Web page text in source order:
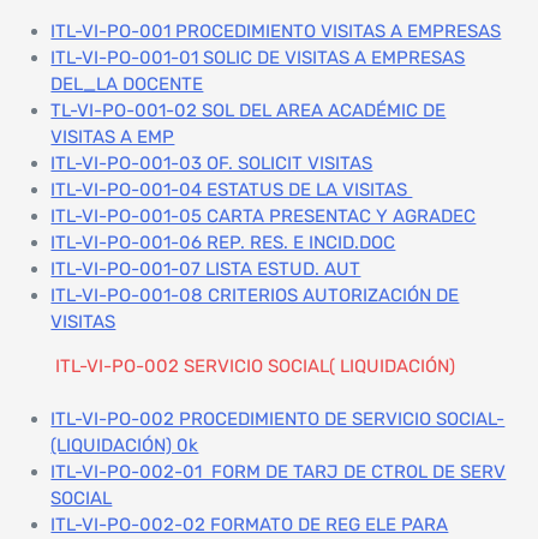
ITL-VI-PO-001 PROCEDIMIENTO VISITAS A EMPRESAS
ITL-VI-PO-001-01 SOLIC DE VISITAS A EMPRESAS
DEL_LA DOCENTE
TL-VI-PO-001-02 SOL DEL AREA ACADÉMIC DE
VISITAS A EMP
ITL-VI-PO-001-03 OF. SOLICIT VISITAS
ITL-VI-PO-001-04 ESTATUS DE LA VISITAS
ITL-VI-PO-001-05 CARTA PRESENTAC Y AGRADEC
ITL-VI-PO-001-06 REP. RES. E INCID.DOC
ITL-VI-PO-001-07 LISTA ESTUD. AUT
ITL-VI-PO-001-08 CRITERIOS AUTORIZACIÓN DE
VISITAS
ITL-VI-PO-002 SERVICIO SOCIAL( LIQUIDACIÓN)
ITL-VI-PO-002 PROCEDIMIENTO DE SERVICIO SOCIAL-
(LIQUIDACIÓN) 0k
ITL-VI-PO-002-01 FORM DE TARJ DE CTROL DE SERV
SOCIAL
ITL-VI-PO-002-02 FORMATO DE REG ELE PARA